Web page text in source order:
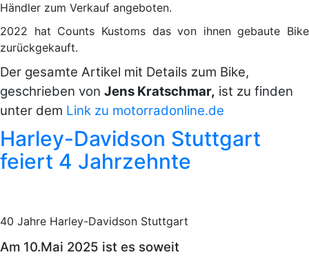
Händler zum Verkauf angeboten.
2022 hat Counts Kustoms das von ihnen gebaute Bike
zurückgekauft.
Der gesamte Artikel mit Details zum Bike,
geschrieben von Jens Kratschmar, ist zu finden
unter dem Link zu motorradonline.de
Harley-Davidson Stuttgart
feiert 4 Jahrzehnte
40 Jahre Harley-Davidson Stuttgart
Am 10.Mai 2025 ist es soweit